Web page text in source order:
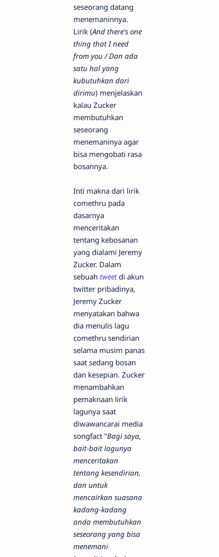
seseorang datang
menemaninnya.
Lirik (And there's one
thing that I need
from you / Dan ada
satu hal yang
kubutuhkan dari
dirimu) menjelaskan
kalau Zucker
membutuhkan
seseorang
menemaninya agar
bisa mengobati rasa
bosannya.
Inti makna dari lirik
comethru pada
dasarnya
menceritakan
tentang kebosanan
yang dialami Jeremy
Zucker. Dalam
sebuah tweetdi akun
twitter pribadinya,
Jeremy Zucker
menyatakan bahwa
dia menulis lagu
comethru sendirian
selama musim panas
saat sedang bosan
dan kesepian. Zucker
menambahkan
pemaknaan lirik
lagunya saat
diwawancarai media
songfact "Bagi saya,
bait-bait lagunya
menceritakan
tentang kesendirian,
dan untuk
mencairkan suasana
kadang-kadang
anda membutuhkan
seseorang yang bisa
menemani